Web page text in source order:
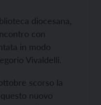
diocesana,
con
in modo
Vivaldelli.
scorso la
nuovo